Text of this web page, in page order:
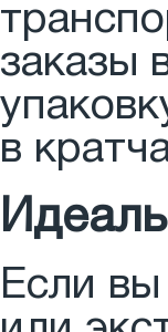
заказы
в
Если